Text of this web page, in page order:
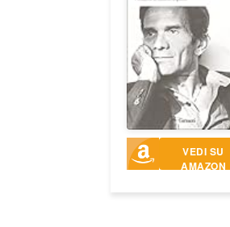
VEDI SU
AMAZON